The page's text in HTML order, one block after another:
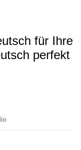
für Ihre
perfekt